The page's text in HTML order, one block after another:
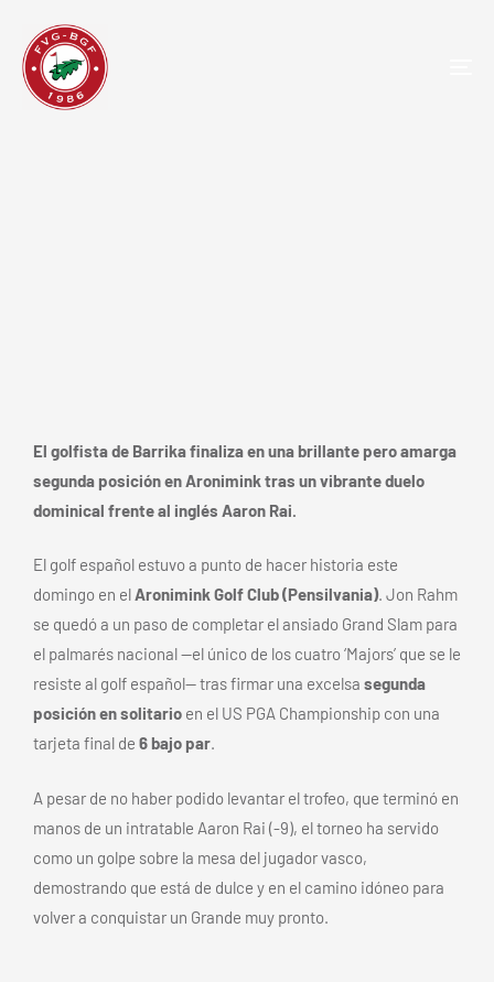
El golfista de Barrika finaliza en una brillante pero amarga
segunda posición en Aronimink tras un vibrante duelo
dominical frente al inglés Aaron Rai.
El golf español estuvo a punto de hacer historia este
domingo en elAronimink Golf Club (Pensilvania). Jon Rahm
se quedó a un paso de completar el ansiado Grand Slam para
el palmarés nacional —el único de los cuatro ‘Majors’ que se le
resiste al golf español— tras firmar una excelsa segunda
posición en solitario en el US PGA Championship con una
tarjeta final de 6 bajo par.
A pesar de no haber podido levantar el trofeo, que terminó en
manos de un intratable Aaron Rai (-9), el torneo ha servido
como un golpe sobre la mesa del jugador vasco,
demostrando que está de dulce y en el camino idóneo para
volver a conquistar un Grande muy pronto.